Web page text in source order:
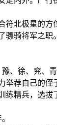
北极星的方
骠骑将军之职
、徐、兖、
举荐自己的侄
练精兵，选拔